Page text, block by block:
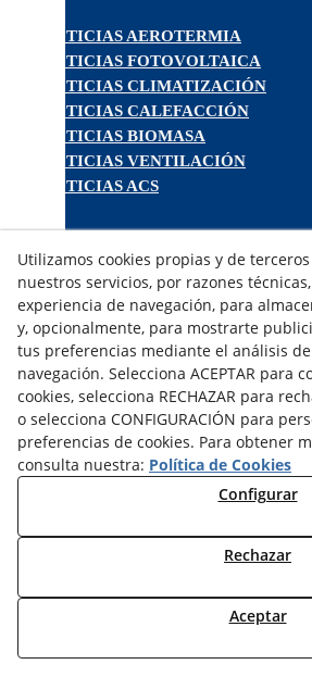
NOTICIAS AEROTERMIA
NOTICIAS FOTOVOLTAICA
NOTICIAS CLIMATIZACIÓN
NOTICIAS CALEFACCIÓN
NOTICIAS BIOMASA
NOTICIAS VENTILACIÓN
NOTICIAS ACS
NOVEDADES
MI CUENTA
CONTÁCTANOS
DEVOLUCIONES
TRABAJA CON NOSOTROS
¿QUIENES SOMOS?
POLÍTICA DE PRIVACIDAD
DERECHO DESISITIMIENTO
CONDICIONES COMPRA
ODR
Utilizamos cookies propias y de
nuestros servicios, por razones
experiencia de navegación, para
y, opcionalmente, para mostrarte
tus preferencias mediante el análisis
navegación. Selecciona ACEPTAR para
cookies, selecciona RECHAZAR para
o selecciona CONFIGURACIÓN para
preferencias de cookies. Para obtener
consulta nuestra: Política de Cookies
Configurar
Rechazar
Aceptar